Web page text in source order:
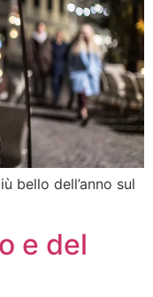
bello dell’anno sul
e del